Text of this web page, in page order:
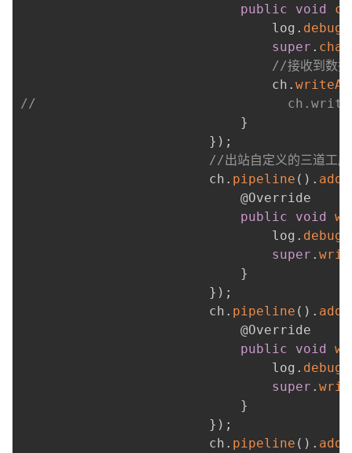
public
void
                                log
. debug
super .
//接收到数据
                                ch
.
//
}
} ) ;
//出站自定义的三道工序
                        ch
. pipeline ( ) .
@Override
public
void
                                log
. debug
super .
}
} ) ;
                        ch
. pipeline ( ) .
@Override
public
void
                                log
. debug
super .
}
} ) ;
                        ch
. pipeline ( ) .